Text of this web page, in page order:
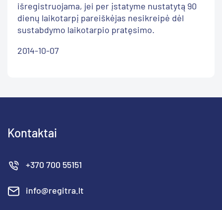
išregistruojama, jei per įstatyme nustatytą 90
dienų laikotarpį pareiškėjas nesikreipė dėl
sustabdymo laikotarpio pratęsimo.
2014-10-07
Kontaktai
+370 700 55151
info@regitra.lt